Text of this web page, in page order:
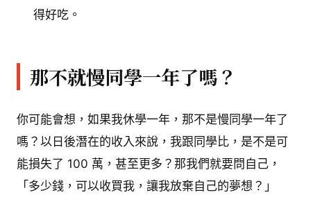
得好吃。
那不就慢同學一年了嗎？
你可能會想，如果我休學一年，那不是慢同學一年了
嗎？以日後潛在的收入來說，我跟同學比，是不是可
能損失了 100 萬，甚至更多？那我們就要問自己，
「多少錢，可以收買我，讓我放棄自己的夢想？」